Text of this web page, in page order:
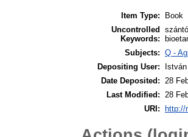
Item Type:
Book
Uncontrolled
Keywords:
Subjects: Q -
Depositing User:
Date Deposited:
28
Last Modified:
28
URI: http://